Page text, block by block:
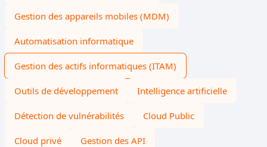
Gestion des appareils mobiles (MDM)
Automatisation informatique
Gestion des actifs informatiques (ITAM)
Outils de développement Intelligence artificielle
Détection de vulnérabilités Cloud Public
Cloud privé Gestion des API